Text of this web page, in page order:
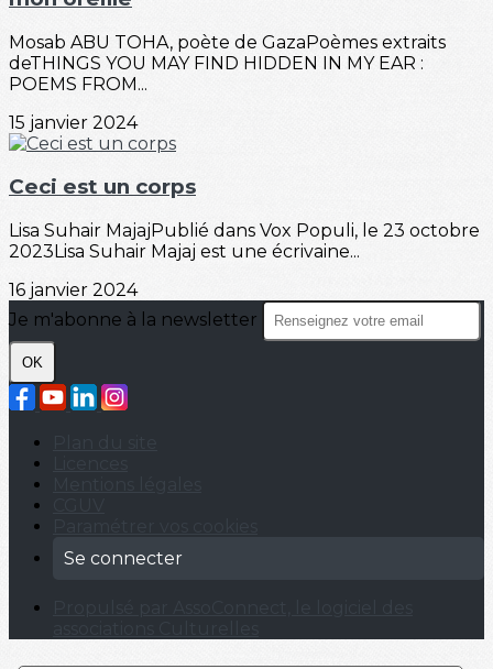
Mosab ABU TOHA, poète de GazaPoèmes extraits
deTHINGS YOU MAY FIND HIDDEN IN MY EAR :
POEMS FROM...
15 janvier 2024
Ceci est un corps
Lisa Suhair MajajPublié dans Vox Populi, le 23 octobre
2023Lisa Suhair Majaj est une écrivaine...
16 janvier 2024
Je m'abonne à la newsletter
OK
Se connecter